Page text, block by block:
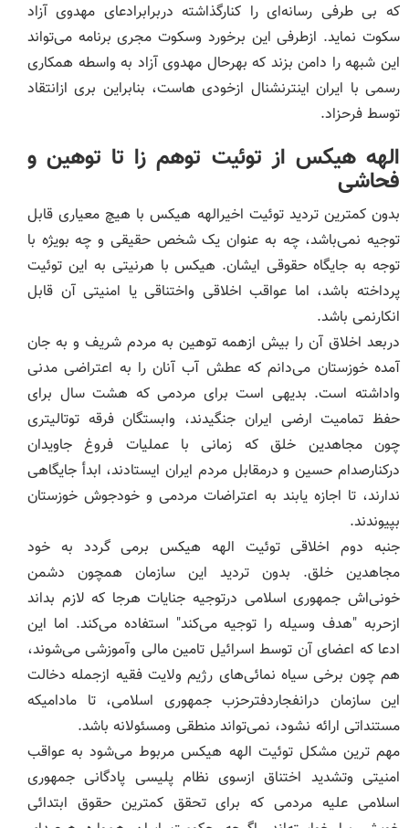
که بی طرفی رسانه‌ای را کنارگذاشته دربرابرادعای مهدوی آزاد
سکوت نماید. ازطرفی این برخورد وسکوت مجری برنامه می‌تواند
این شبهه را دامن بزند که بهرحال مهدوی آزاد به واسطه همکاری
رسمی با ایران اینترنشنال ازخودی هاست، بنابراین بری ازانتقاد
توسط فرحزاد.
الهه هیکس از توئیت توهم زا تا توهین و
فحاشی
بدون کمترین تردید توئیت اخیرالهه هیکس با هیچ معیاری قابل
توجیه نمی‌باشد، چه به عنوان یک شخص حقیقی و چه بویژه با
توجه به جایگاه حقوقی ایشان. هیکس با هرنیتی به این توئیت
پرداخته باشد، اما عواقب اخلاقی واختناقی یا امنیتی آن قابل
انکارنمی باشد.
دربعد اخلاق آن را بیش ازهمه توهین به مردم شریف و به جان
آمده خوزستان می‌دانم که عطش آب آنان را به اعتراضی مدنی
واداشته است. بدیهی است برای مردمی که هشت سال برای
حفظ تمامیت ارضی ایران جنگیدند، وابستگان فرقه توتالیتری
چون مجاهدین خلق که زمانی با عملیات فروغ جاویدان
درکنارصدام حسین و درمقابل مردم ایران ایستادند، ابدأ جایگاهی
ندارند، تا اجازه یابند به اعتراضات مردمی و خودجوش خوزستان
بپیوندند.
جنبه دوم اخلاقی توئیت الهه هیکس برمی گردد به خود
مجاهدین خلق. بدون تردید این سازمان همچون دشمن
خونی‌اش جمهوری اسلامی درتوجیه جنایات هرجا که لازم بداند
ازحربه "هدف وسیله را توجیه می‌کند" استفاده می‌کند. اما این
ادعا که اعضای آن توسط اسرائیل تامین مالی وآموزشی می‌شوند،
هم چون برخی سیاه نمائی‌های رژیم ولایت فقیه ازجمله دخالت
این سازمان درانفجاردفترحزب جمهوری اسلامی، تا مادامیکه
مستنداتی ارائه نشود، نمی‌تواند منطقی ومسئولانه باشد.
مهم ترین مشکل توئیت الهه هیکس مربوط می‌شود به عواقب
امنیتی وتشدید اختناق ازسوی نظام پلیسی پادگانی جمهوری
اسلامی علیه مردمی که برای تحقق کمترین حقوق ابتدائی